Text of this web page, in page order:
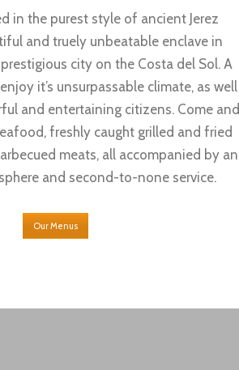
in the purest style of ancient Jerez
and truely unbeatable enclave in
city on the Costa del Sol. A
it’s unsurpassable climate, as well
and entertaining citizens. Come and
freshly caught grilled and fried
meats, all accompanied by an
and second-to-none service.
Our Menus